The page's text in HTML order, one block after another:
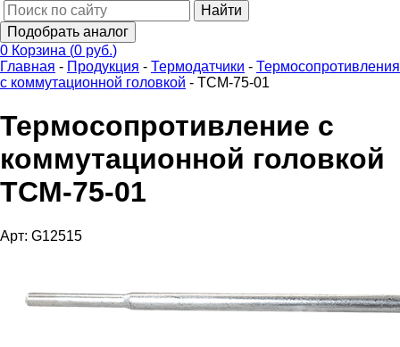
Найти
Подобрать аналог
0 Корзина (0 руб.)
Главная - Продукция - Термодатчики - Термосопротивления
с коммутационной головкой - ТСМ-75-01
Термосопротивление с
коммутационной головкой
ТСМ-75-01
Арт: G12515